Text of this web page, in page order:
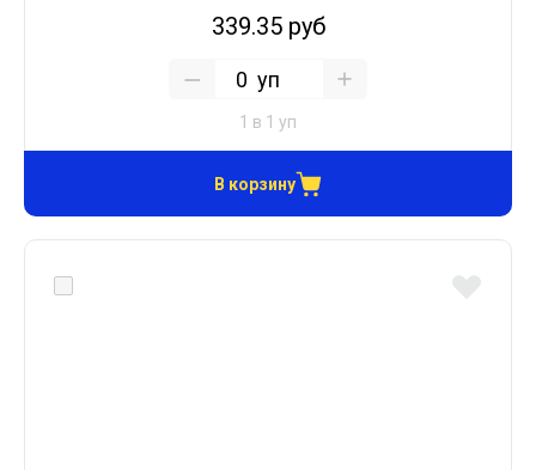
339.35 руб
уп
1 в 1 уп
В корзину